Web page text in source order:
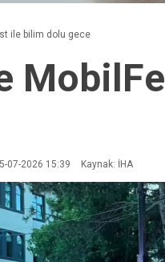
ile bilim dolu gece
07-2026 15:39 Kaynak: İHA